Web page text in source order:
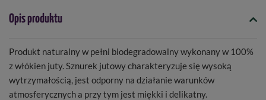
Opis produktu
Produkt naturalny w pełni biodegradowalny wykonany w 100%
z włókien juty. Sznurek jutowy charakteryzuje się wysoką
wytrzymałością, jest odporny na działanie warunków
atmosferycznych a przy tym jest miękki i delikatny.